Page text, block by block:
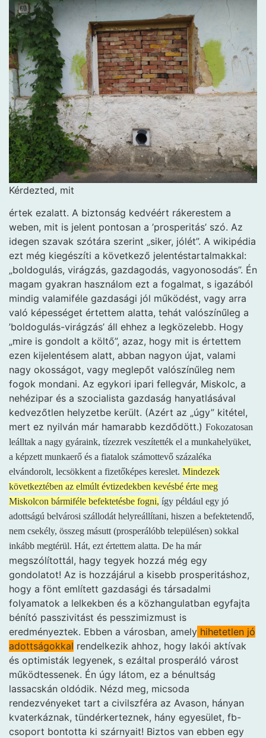
Kérdezted, mit
értek ezalatt. A biztonság kedvéért rákerestem a
weben, mit is jelent pontosan a ’prosperitás’ szó. Az
idegen szavak szótára szerint „siker, jólét”. A wikipédia
ezt még kiegészíti a következő jelentéstartalmakkal:
„boldogulás, virágzás, gazdagodás, vagyonosodás”. Én
magam gyakran használom ezt a fogalmat, s igazából
mindig valamiféle gazdasági jól működést, vagy arra
való képességet értettem alatta, tehát valószínűleg a
’boldogulás-virágzás’ áll ehhez a legközelebb. Hogy
„mire is gondolt a költő”, azaz, hogy mit is értettem
ezen kijelentésem alatt, abban nagyon újat, valami
nagy okosságot, vagy meglepőt valószínűleg nem
fogok mondani. Az egykori ipari fellegvár, Miskolc, a
nehézipar és a szocialista gazdaság hanyatlásával
kedvezőtlen helyzetbe került. (Azért az „úgy” kitétel,
mert ez nyilván már hamarabb kezdődött.) Fokozatosan
leálltak a nagy gyáraink, tízezrek veszítették el a munkahelyüket,
a képzett munkaerő és a fiatalok számottevő százaléka
elvándorolt, lecsökkent a fizetőképes kereslet. Mindezek
következtében az elmúlt évtizedekben kevésbé érte meg
Miskolcon bármiféle befektetésbe fogni, így például egy jó
adottságú belvárosi szállodát helyreállítani, hiszen a befektetendő,
nem csekély, összeg másutt (prosperálóbb településen) sokkal
inkább megtérül. Hát, ezt értettem alatta. De ha már
megszólítottál, hagy tegyek hozzá még egy
gondolatot! Az is hozzájárul a kisebb prosperitáshoz,
hogy a fönt említett gazdasági és társadalmi
folyamatok a lelkekben és a közhangulatban egyfajta
bénító passzivitást és pesszimizmust is
eredményeztek. Ebben a városban, amely hihetetlen jó
adottságokkal rendelkezik ahhoz, hogy lakói aktívak
és optimisták legyenek, s ezáltal prosperáló várost
működtessenek. Én úgy látom, ez a bénultság
lassacskán oldódik. Nézd meg, micsoda
rendezvényeket tart a civilszféra az Avason, hányan
kvaterkáznak, tündérkerteznek, hány egyesület, fb-
csoport bontotta ki szárnyait! Biztos van ebben egy